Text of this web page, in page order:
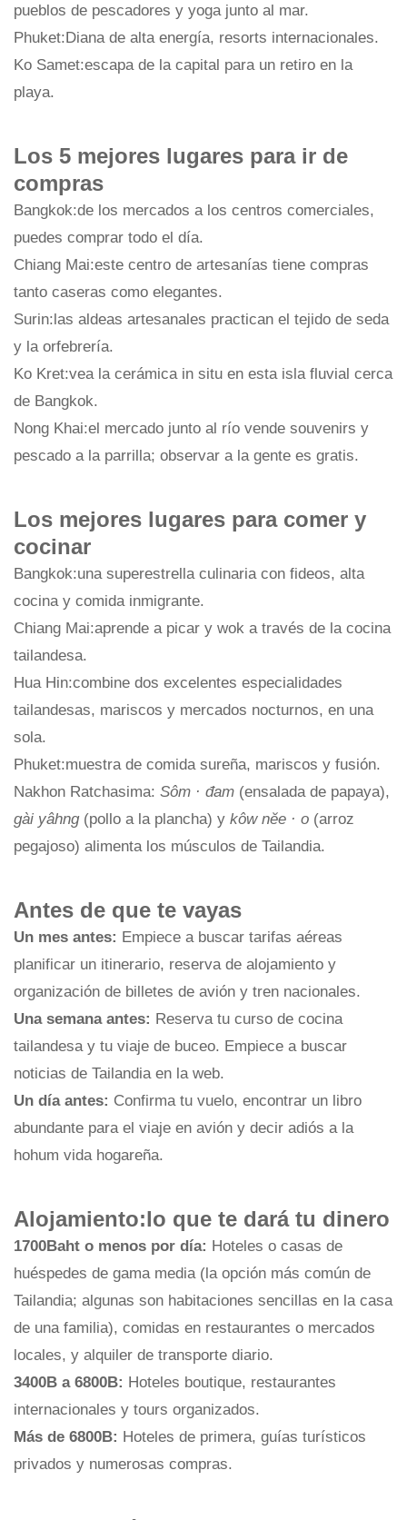
pueblos de pescadores y yoga junto al mar.
Phuket:Diana de alta energía, resorts internacionales.
Ko Samet:escapa de la capital para un retiro en la
playa.
Los 5 mejores lugares para ir de
compras
Bangkok:de los mercados a los centros comerciales,
puedes comprar todo el día.
Chiang Mai:este centro de artesanías tiene compras
tanto caseras como elegantes.
Surin:las aldeas artesanales practican el tejido de seda
y la orfebrería.
Ko Kret:vea la cerámica in situ en esta isla fluvial cerca
de Bangkok.
Nong Khai:el mercado junto al río vende souvenirs y
pescado a la parrilla; observar a la gente es gratis.
Los mejores lugares para comer y
cocinar
Bangkok:una superestrella culinaria con fideos, alta
cocina y comida inmigrante.
Chiang Mai:aprende a picar y wok a través de la cocina
tailandesa.
Hua Hin:combine dos excelentes especialidades
tailandesas, mariscos y mercados nocturnos, en una
sola.
Phuket:muestra de comida sureña, mariscos y fusión.
Nakhon Ratchasima: Sôm · đam (ensalada de papaya),
gài yâhng (pollo a la plancha) y kôw nĕe · o (arroz
pegajoso) alimenta los músculos de Tailandia.
Antes de que te vayas
Un mes antes: Empiece a buscar tarifas aéreas
planificar un itinerario, reserva de alojamiento y
organización de billetes de avión y tren nacionales.
Una semana antes: Reserva tu curso de cocina
tailandesa y tu viaje de buceo. Empiece a buscar
noticias de Tailandia en la web.
Un día antes: Confirma tu vuelo, encontrar un libro
abundante para el viaje en avión y decir adiós a la
hohum vida hogareña.
Alojamiento:lo que te dará tu dinero
1700Baht o menos por día: Hoteles o casas de
huéspedes de gama media (la opción más común de
Tailandia; algunas son habitaciones sencillas en la casa
de una familia), comidas en restaurantes o mercados
locales, y alquiler de transporte diario.
3400B a 6800B: Hoteles boutique, restaurantes
internacionales y tours organizados.
Más de 6800B: Hoteles de primera, guías turísticos
privados y numerosas compras.